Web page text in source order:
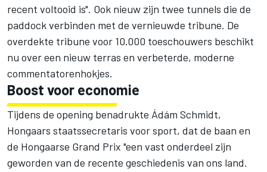
recent voltooid is". Ook nieuw zijn twee tunnels die de
paddock verbinden met de vernieuwde tribune. De
overdekte tribune voor 10.000 toeschouwers beschikt
nu over een nieuw terras en verbeterde, moderne
commentatorenhokjes.
Boost voor economie
Tijdens de opening benadrukte Ádám Schmidt,
Hongaars staatssecretaris voor sport, dat de baan en
de Hongaarse Grand Prix "een vast onderdeel zijn
geworden van de recente geschiedenis van ons land.